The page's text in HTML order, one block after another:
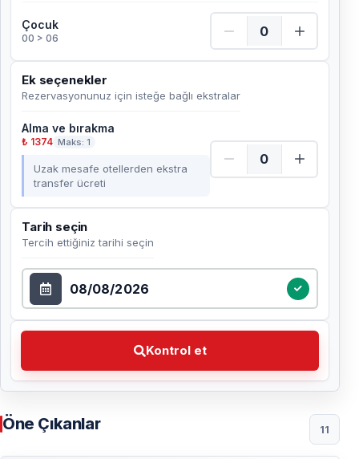
Çocuk
00 > 06
Çocuk Adet
Ek seçenekler
Rezervasyonunuz için isteğe bağlı ekstralar
Alma ve bırakma
₺ 1374 Maks: 1
Uzak mesafe otellerden ekstra
transfer ücreti
Tarih seçin
Tercih ettiğiniz tarihi seçin
Tarih seçin
Kontrol et
Kontrol et Tercih ettiğiniz tarihi seçin
Öne Çıkanlar 11